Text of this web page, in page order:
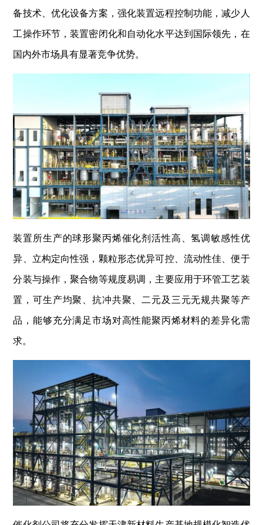
备技术、优化设备方案，强化装置远程控制功能，减少人
工操作环节，装置密闭化和自动化水平达到国际领先，在
国内外市场具有显著竞争优势。
装置所生产的球形聚丙烯催化剂活性高、氢调敏感性优
异、立构定向性强，颗粒形态优异可控、流动性佳、便于
分装与操作，聚合物等规度易调，主要应用于环管工艺装
置，可生产均聚、抗冲共聚、二元及三元无规共聚等产
品，能够充分满足市场对高性能聚丙烯材料的差异化需
求。